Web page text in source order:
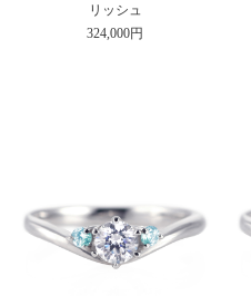
リッシュ
324,000円